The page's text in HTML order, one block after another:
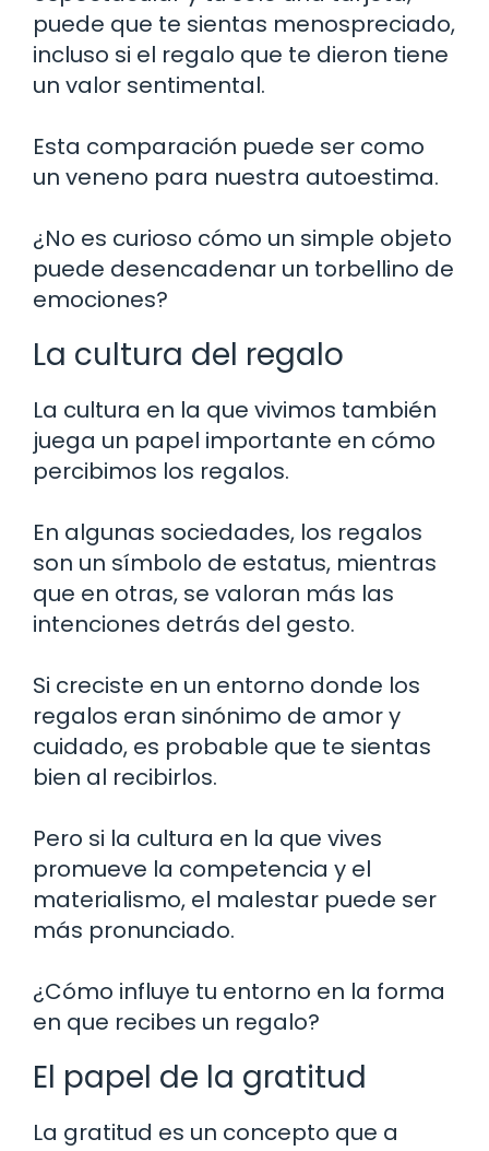
puede que te sientas menospreciado,
incluso si el regalo que te dieron tiene
un valor sentimental.
Esta comparación puede ser como
un veneno para nuestra autoestima.
¿No es curioso cómo un simple objeto
puede desencadenar un torbellino de
emociones?
La cultura del regalo
La cultura en la que vivimos también
juega un papel importante en cómo
percibimos los regalos.
En algunas sociedades, los regalos
son un símbolo de estatus, mientras
que en otras, se valoran más las
intenciones detrás del gesto.
Si creciste en un entorno donde los
regalos eran sinónimo de amor y
cuidado, es probable que te sientas
bien al recibirlos.
Pero si la cultura en la que vives
promueve la competencia y el
materialismo, el malestar puede ser
más pronunciado.
¿Cómo influye tu entorno en la forma
en que recibes un regalo?
El papel de la gratitud
La gratitud es un concepto que a